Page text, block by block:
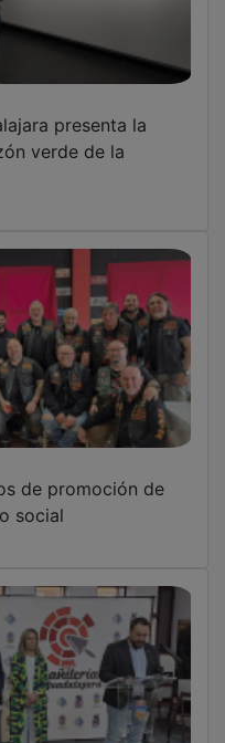
presenta la
verde de la
de promoción de
social